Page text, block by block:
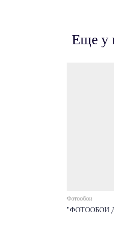
Еще у
Фотообои
"ФОТООБОИ